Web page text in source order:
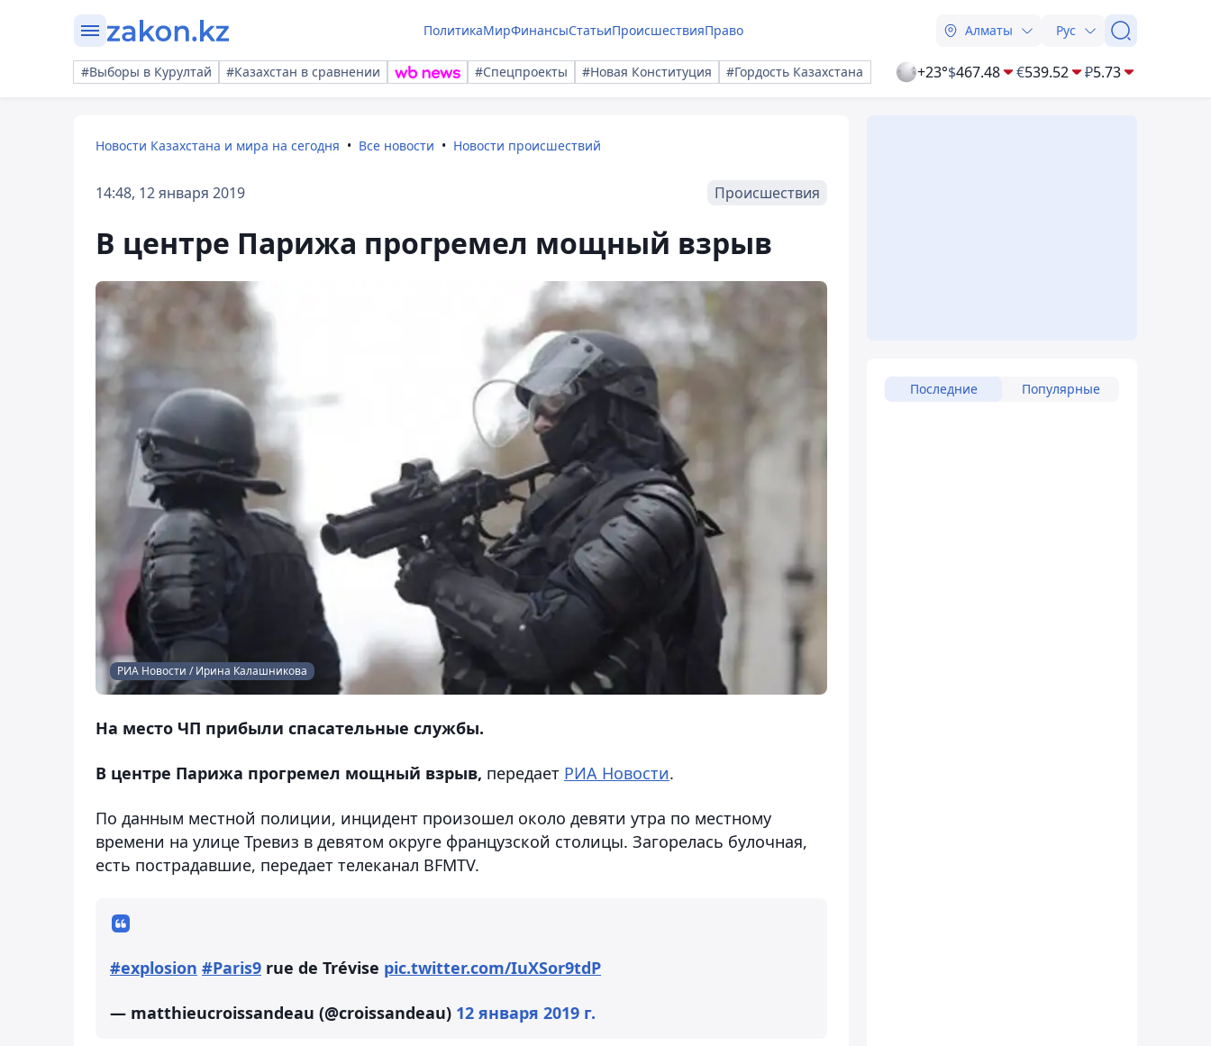
ПолитикаМирФинансыСтатьиПроисшествияПраво Алматы Рус
#Выборы в Курултай #Казахстан в сравнении #Спецпроекты #Новая Конституция #Гордость Казахстана +23°$467.48 €539.52 ₽5.73
Новости Казахстана и мира на сегодня Все новости Новости происшествий
14:48, 12 января 2019 Происшествия
В центре Парижа прогремел мощный взрыв
РИА Новости / Ирина Калашникова
На место ЧП прибыли спасательные службы.
В центре Парижа прогремел мощный взрыв, передает РИА Новости.
По данным местной полиции, инцидент произошел около девяти утра по местному
времени на улице Тревиз в девятом округе французской столицы. Загорелась булочная,
есть пострадавшие, передает телеканал BFMTV.
#explosion #Paris9 rue de Trévise pic.twitter.com/IuXSor9tdP
— matthieucroissandeau (@croissandeau) 12 января 2019 г.
Последние Популярные